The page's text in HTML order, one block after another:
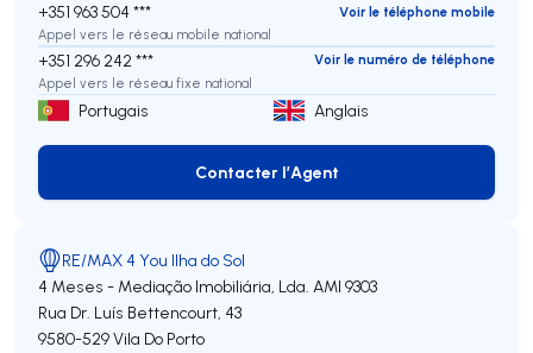
+351 963 504 ***
Voir le téléphone mobile
Appel vers le réseau mobile national
+351 296 242 ***
Voir le numéro de téléphone
Appel vers le réseau fixe national
Portugais Anglais
Contacter l’Agent
Contacter l’Agent
RE/MAX 4 You Ilha do Sol
4 Meses - Mediação Imobiliária, Lda. AMI 9303
Rua Dr. Luís Bettencourt, 43
9580-529Vila Do Porto